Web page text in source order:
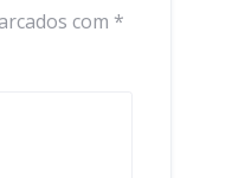
com *